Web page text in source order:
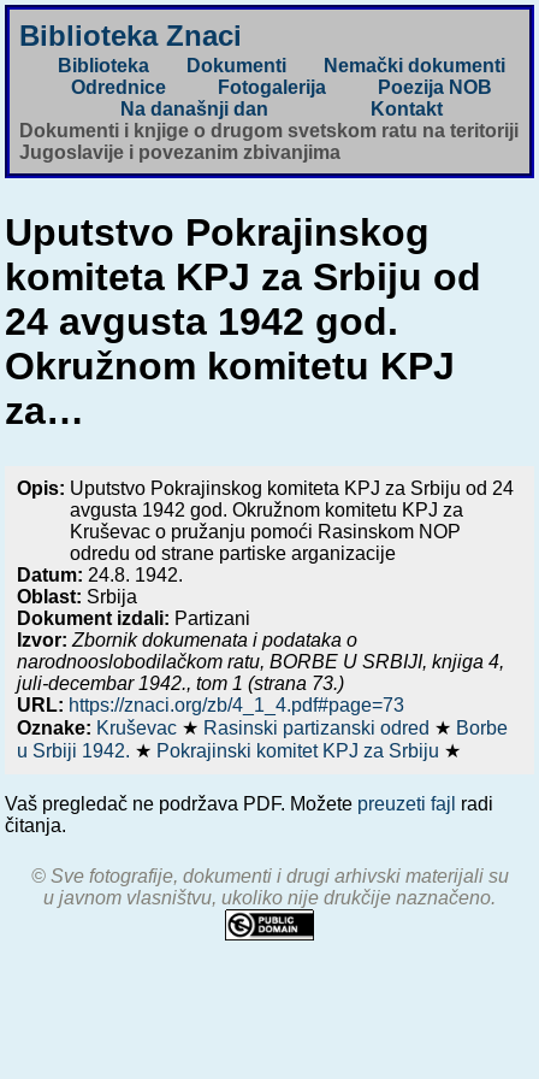
Biblioteka Znaci
Biblioteka Dokumenti
Nemački dokumenti
Odrednice
Fotogalerija
Poezija NOB
Na današnji dan
Kontakt
Dokumenti i knjige o drugom svetskom ratu na teritoriji
Jugoslavije i povezanim zbivanjima
Uputstvo Pokrajinskog
komiteta KPJ za Srbiju od
24 avgusta 1942 god.
Okružnom komitetu KPJ
za…
Opis: Uputstvo Pokrajinskog komiteta KPJ za Srbiju od 24
avgusta 1942 god. Okružnom komitetu KPJ za
Kruševac o pružanju pomoći Rasinskom NOP
odredu od strane partiske arganizacije
Datum: 24.8. 1942.
Oblast: Srbija
Dokument izdali: Partizani
Izvor: Zbornik dokumenata i podataka o
narodnooslobodilačkom ratu,BORBE U SRBIJI, knjiga 4,
juli-decembar 1942., tom 1 (strana 73.)
URL: https://znaci.org/zb/4_1_4.pdf#page=73
Oznake: Kruševac ★ Rasinski partizanski odred ★ Borbe
u Srbiji 1942. ★ Pokrajinski komitet KPJ za Srbiju ★
Vaš pregledač ne podržava PDF. Možete preuzeti fajl radi
čitanja.
© Sve fotografije, dokumenti i drugi arhivski materijali su
u javnom vlasništvu, ukoliko nije drukčije naznačeno.